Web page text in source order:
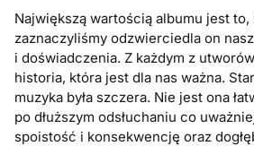
Największą wartością albumu jest
zaznaczyliśmy odzwierciedla on
i doświadczenia. Z każdym z
historia, która jest dla nas ważna.
muzyka była szczera. Nie jest ona
po dłuższym odsłuchaniu co
spoistość i konsekwencję oraz